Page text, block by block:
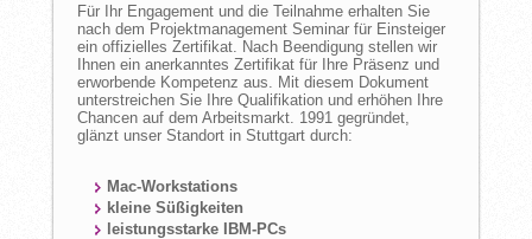
Für Ihr Engagement und die Teilnahme erhalten Sie
nach dem Projektmanagement Seminar für Einsteiger
ein offizielles Zertifikat. Nach Beendigung stellen wir
Ihnen ein anerkanntes Zertifikat für Ihre Präsenz und
erworbende Kompetenz aus. Mit diesem Dokument
unterstreichen Sie Ihre Qualifikation und erhöhen Ihre
Chancen auf dem Arbeitsmarkt. 1991 gegründet,
glänzt unser Standort in Stuttgart durch:
Mac-Workstations
kleine Süßigkeiten
leistungsstarke IBM-PCs